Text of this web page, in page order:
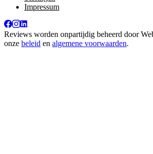
Impressum
Reviews worden onpartijdig beheerd door
onze beleid en algemene voorwaarden.